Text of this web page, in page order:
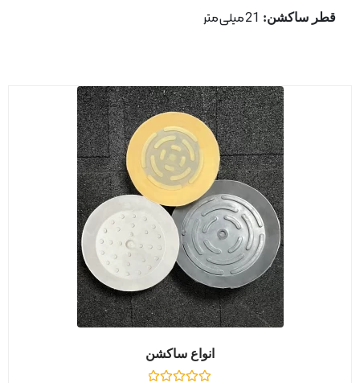
قطر ساكشن: 21 میلی متر
انواع ساکشن